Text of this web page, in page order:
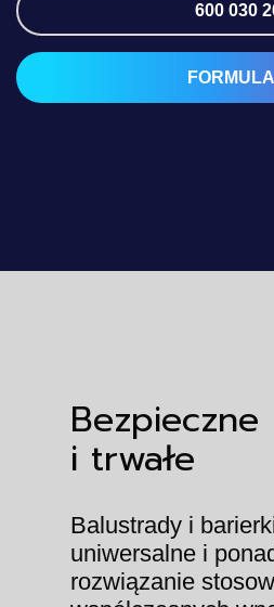
600 030
Bezpieczne
i trwałe
Balustrady i
uniwersalne i
rozwiązanie